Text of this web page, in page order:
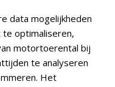
data mogelijkheden
te optimaliseren,
motortoerental bij
te analyseren
Het